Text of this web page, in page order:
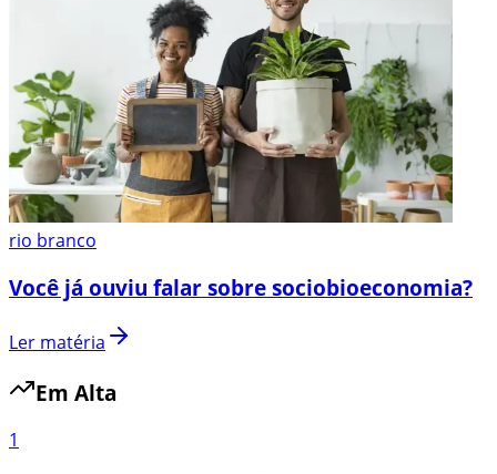
rio branco
Você já ouviu falar sobre sociobioeconomia?
Ler matéria
Em Alta
1